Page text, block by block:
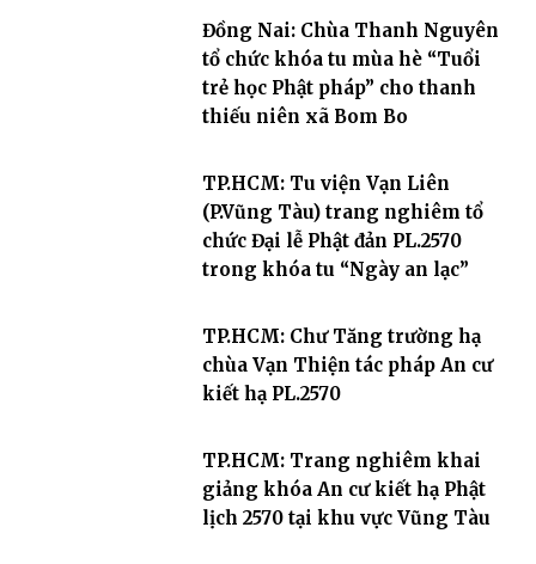
Đồng Nai: Chùa Thanh Nguyên
tổ chức khóa tu mùa hè “Tuổi
trẻ học Phật pháp” cho thanh
thiếu niên xã Bom Bo
TP.HCM: Tu viện Vạn Liên
(P.Vũng Tàu) trang nghiêm tổ
chức Đại lễ Phật đản PL.2570
trong khóa tu “Ngày an lạc”
TP.HCM: Chư Tăng trường hạ
chùa Vạn Thiện tác pháp An cư
kiết hạ PL.2570
TP.HCM: Trang nghiêm khai
giảng khóa An cư kiết hạ Phật
lịch 2570 tại khu vực Vũng Tàu